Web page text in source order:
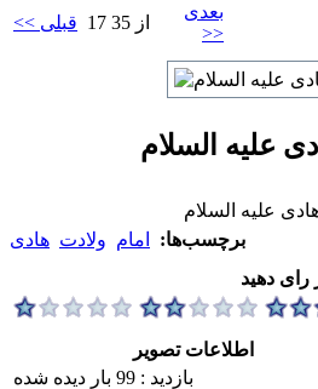
<< قبلی 17 از 35
بعدی
>>
علیه السلام
علیه السلام
برچسب‌ها:
امام ولادت هادی
رای دهید
اطلاعات تصویر
بازدید : 99 بار دیده شده